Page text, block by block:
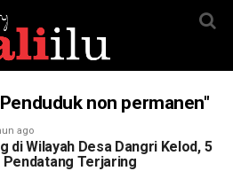
non permanen"
ago
di Wilayah Desa Dangri Kelod, 5
Pendatang Terjaring